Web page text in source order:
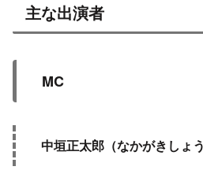
主な出演者
MC
中垣正太郎（なかがきしょ